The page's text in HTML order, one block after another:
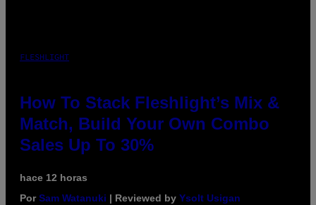
FLESHLIGHT
How To Stack Fleshlight’s Mix &
Match, Build Your Own Combo
Sales Up To 30%
hace 12 horas
PorSam Watanuki | Reviewed by Ysolt Usigan